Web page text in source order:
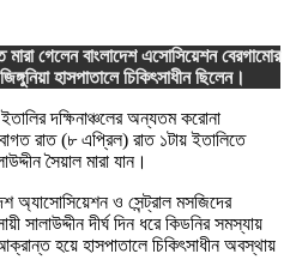
গেলেন বাংলাদেশ এসোসিয়েশন বেরগামোর
হাসপাতালে চিকিৎসাধীন ছিলেন।
দক্ষিনাঞ্চলের অন্যতম করোনা
রাত (৮ এপ্রিল) রাত ১টায় ইতালিতে
সৈয়াল মারা যান।
অ্যাসোসিয়েশন ও সেন্ট্রাল মসজিদের
সালাউদ্দীন দীর্ঘ দিন ধরে কিডনির সমস্যায়
হয়ে হাসপাতালে চিকিৎসাধীন অবস্থায়